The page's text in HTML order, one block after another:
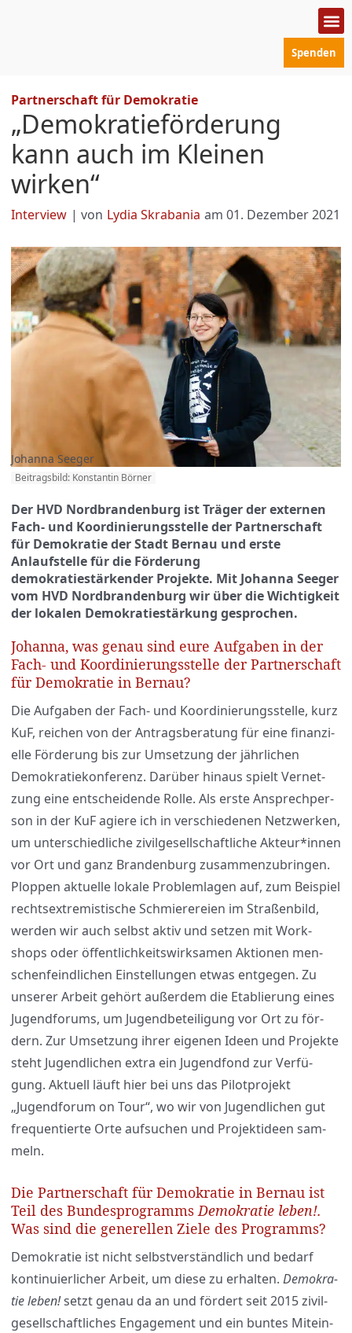
Spenden
Partnerschaft für Demokratie
„Demokratieförderung
kann auch im Kleinen
wirken“
Interview | von Lydia Skrabania am 01. Dezember 2021
Johanna Seeger
Beitragsbild: Konstantin Börner
Der HVD Nordbrandenburg ist Träger der externen
Fach- und Koordinierungsstelle der Partnerschaft
für Demokratie der Stadt Bernau und erste
Anlaufstelle für die Förderung
demokratiestärkender Projekte. Mit Johanna Seeger
vom HVD Nordbrandenburg wir über die Wichtigkeit
der lokalen Demokratiestärkung gesprochen.
Johanna, was genau sind eure Aufgaben in der
Fach- und Koordinierungsstelle der Partnerschaft
für Demokratie in Bernau?
Die Auf­ga­ben der Fach- und Koor­di­nie­rungs­stel­le, kurz
KuF, rei­chen von der Antrags­be­ra­tung für eine finan­zi­
el­le För­de­rung bis zur Umset­zung der jähr­li­chen
Demo­kra­tie­kon­fe­renz. Dar­über hin­aus spielt Ver­net­
zung eine ent­schei­den­de Rol­le. Als ers­te Ansprech­per­
son in der KuF agie­re ich in ver­schie­de­nen Netz­wer­ken,
um unter­schied­li­che zivil­ge­sell­schaft­li­che Akteur*innen
vor Ort und ganz Bran­den­burg zusam­men­zu­brin­gen.
Plop­pen aktu­el­le loka­le Pro­blem­la­gen auf, zum Bei­spiel
rechts­extre­mis­ti­sche Schmie­re­rei­en im Stra­ßen­bild,
wer­den wir auch selbst aktiv und set­zen mit Work­
shops oder öffent­lich­keits­wirk­sa­men Aktio­nen men­
schen­feind­li­chen Ein­stel­lun­gen etwas ent­ge­gen. Zu
unse­rer Arbeit gehört außer­dem die Eta­blie­rung eines
Jugend­fo­rums, um Jugend­be­tei­li­gung vor Ort zu för­
dern. Zur Umset­zung ihrer eige­nen Ideen und Pro­jek­te
steht Jugend­li­chen extra ein Jugend­fond zur Ver­fü­
gung. Aktu­ell läuft hier bei uns das Pilot­pro­jekt
„Jugend­fo­rum on Tour“, wo wir von Jugend­li­chen gut
fre­quen­tier­te Orte auf­su­chen und Pro­jekt­ideen sam­
meln.
Die Partnerschaft für Demokratie in Bernau ist
Teil des BundesprogrammsDemokratie leben!.
Was sind die generellen Ziele des Programms?
Demo­kra­tie ist nicht selbst­ver­ständ­lich und bedarf
kon­ti­nu­ier­li­cher Arbeit, um die­se zu erhal­ten. Demo­kra­
tie leben!setzt genau da an und för­dert seit 2015 zivil­
ge­sell­schaft­li­ches Enga­ge­ment und ein bun­tes Mit­ein­